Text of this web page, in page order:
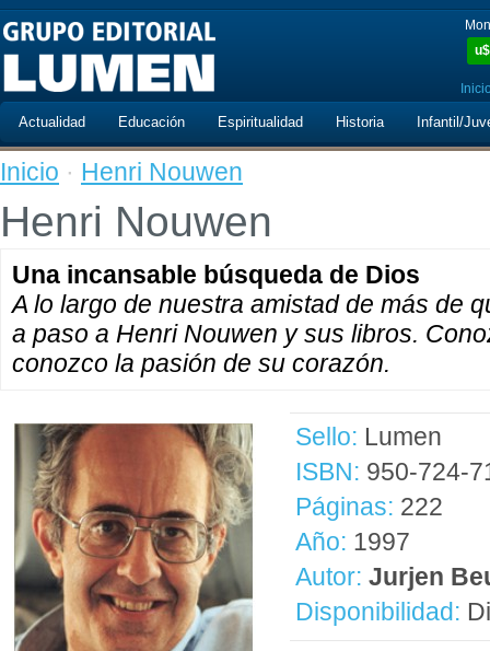
u$
Actualidad Educación Espiritualidad Historia Infantil/
Inicio · Henri Nouwen
Henri Nouwen
Una incansable búsqueda de Dios
A lo largo de nuestra amistad de más de
a paso a Henri Nouwen y sus libros.
conozco la pasión de su corazón.
Sello: Lumen
ISBN: 950-724-
Páginas: 222
Año: 1997
Autor: Jurjen
Disponibilidad: